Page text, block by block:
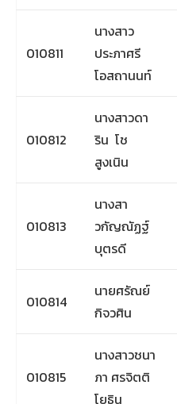
010811
นางสาว
ประภาศรี
โอสถานนท์
010812
นางสาวดา
ริน โช
สูงเนิน
010813
นางสา
วกัญณัฏฐ์
บุตรดี
010814
นายศรัณย์
กิจวศิน
010815
นางสาวชนา
ภา ศรจิตติ
โยธิน